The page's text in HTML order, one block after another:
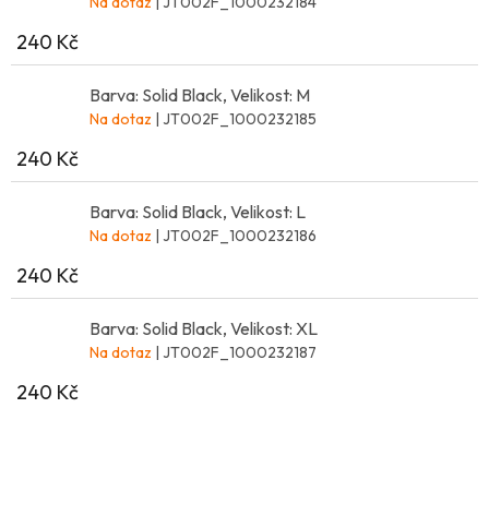
240 Kč
Barva: Solid Black, Velikost: M
Na dotaz | JT002F_1000232185
240 Kč
Barva: Solid Black, Velikost: L
Na dotaz | JT002F_1000232186
240 Kč
Barva: Solid Black, Velikost: XL
Na dotaz | JT002F_1000232187
240 Kč